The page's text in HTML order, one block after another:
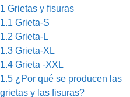
1 Grietas y fisuras
1.1 Grieta-S
1.2 Grieta-L
1.3 Grieta-XL
1.4 Grieta -XXL
1.5 ¿Por qué se producen las
grietas y las fisuras?